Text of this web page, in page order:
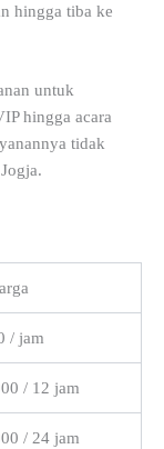
hingga tiba ke
untuk
hingga acara
tidak
/ jam
/ 12 jam
/ 24 jam